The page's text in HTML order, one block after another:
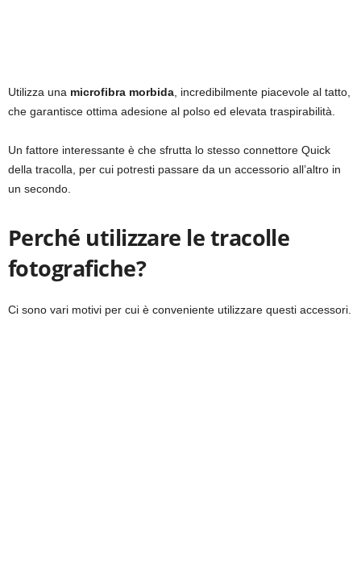
Utilizza una microfibra morbida, incredibilmente piacevole al tatto,
che garantisce ottima adesione al polso ed elevata traspirabilità.
Un fattore interessante è che sfrutta lo stesso connettore Quick
della tracolla, per cui potresti passare da un accessorio all’altro in
un secondo.
Perché utilizzare le tracolle
fotografiche?
Ci sono vari motivi per cui è conveniente utilizzare questi accessori.